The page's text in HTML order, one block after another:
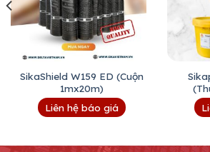
SikaShield W159 ED (Cuộn
1mx20m)
Liên hệ báo giá